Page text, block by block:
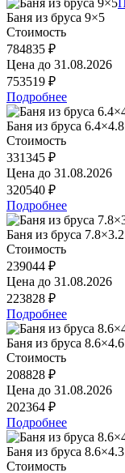
Баня из бруса 9×5
Стоимость
784835 ₽
Цена до 31.08.2026
753519 ₽
Подробнее
Баня из бруса 6.4×4.8
Стоимость
331345 ₽
Цена до 31.08.2026
320540 ₽
Подробнее
Баня из бруса 7.8×3.2
Стоимость
239044 ₽
Цена до 31.08.2026
223828 ₽
Подробнее
Баня из бруса 8.6×4.6
Стоимость
208828 ₽
Цена до 31.08.2026
202364 ₽
Подробнее
Баня из бруса 8.6×4.3
Стоимость